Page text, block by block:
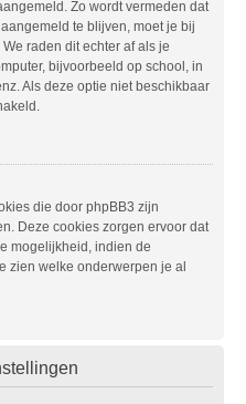
Zo wordt vermeden dat
te blijven, moet je bij
raden dit echter af als je
bijvoorbeeld op school, in
Als deze optie niet beschikbaar
die door phpBB3 zijn
Deze cookies zorgen ervoor dat
mogelijkheid, indien de
zien welke onderwerpen je al